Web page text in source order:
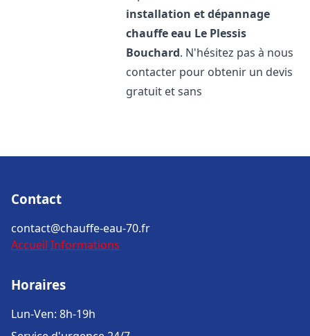
installation et dépannage
chauffe eau Le Plessis
Bouchard. N'hésitez pas à nous
contacter pour obtenir un devis
gratuit et sans
Contact
contact@chauffe-eau-70.fr
Accueil Informations
Horaires
Lun-Ven: 8h-19h